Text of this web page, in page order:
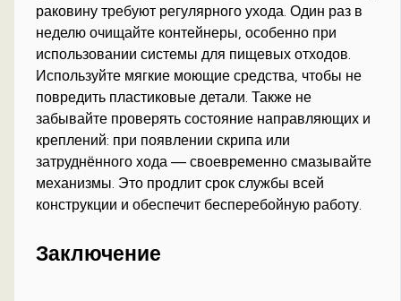
раковину требуют регулярного ухода. Один раз в
неделю очищайте контейнеры, особенно при
использовании системы для пищевых отходов.
Используйте мягкие моющие средства, чтобы не
повредить пластиковые детали. Также не
забывайте проверять состояние направляющих и
креплений: при появлении скрипа или
затруднённого хода — своевременно смазывайте
механизмы. Это продлит срок службы всей
конструкции и обеспечит бесперебойную работу.
Заключение